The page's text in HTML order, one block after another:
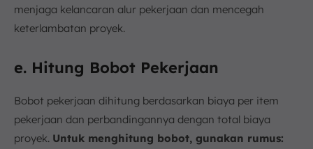
menjaga kelancaran alur pekerjaan dan mencegah
keterlambatan proyek.
e. Hitung Bobot Pekerjaan
Bobot pekerjaan dihitung berdasarkan biaya per item
pekerjaan dan perbandingannya dengan total biaya
proyek. Untuk menghitung bobot, gunakan rumus: